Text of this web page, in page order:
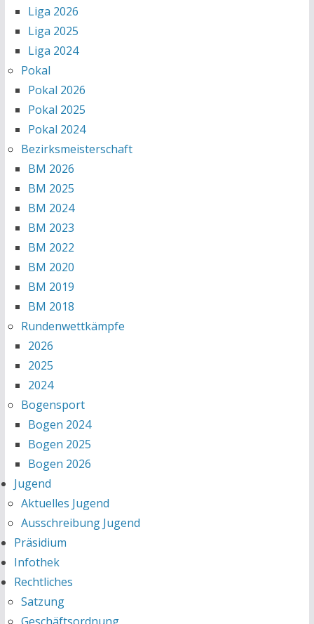
Liga 2026
Liga 2025
Liga 2024
Pokal
Pokal 2026
Pokal 2025
Pokal 2024
Bezirksmeisterschaft
BM 2026
BM 2025
BM 2024
BM 2023
BM 2022
BM 2020
BM 2019
BM 2018
Rundenwettkämpfe
2026
2025
2024
Bogensport
Bogen 2024
Bogen 2025
Bogen 2026
Jugend
Aktuelles Jugend
Ausschreibung Jugend
Präsidium
Infothek
Rechtliches
Satzung